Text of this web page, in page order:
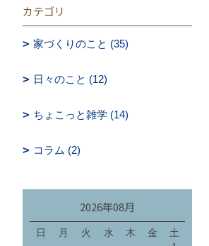
カテゴリ
家づくりのこと (35)
日々のこと (12)
ちょこっと雑学 (14)
コラム (2)
2026年08月
日 月 火 水 木 金
土